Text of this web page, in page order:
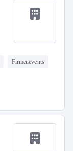
Firmenevents